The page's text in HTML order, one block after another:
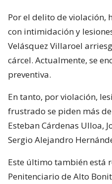
Por el delito de
con intimidación y
Velásquez Villaroel
cárcel. Actualmente, se
preventiva.
En tanto, por violación,
frustrado se piden más
Esteban Cárdenas Ulloa,
Sergio Alejandro
Este último también está
Penitenciario de Alto